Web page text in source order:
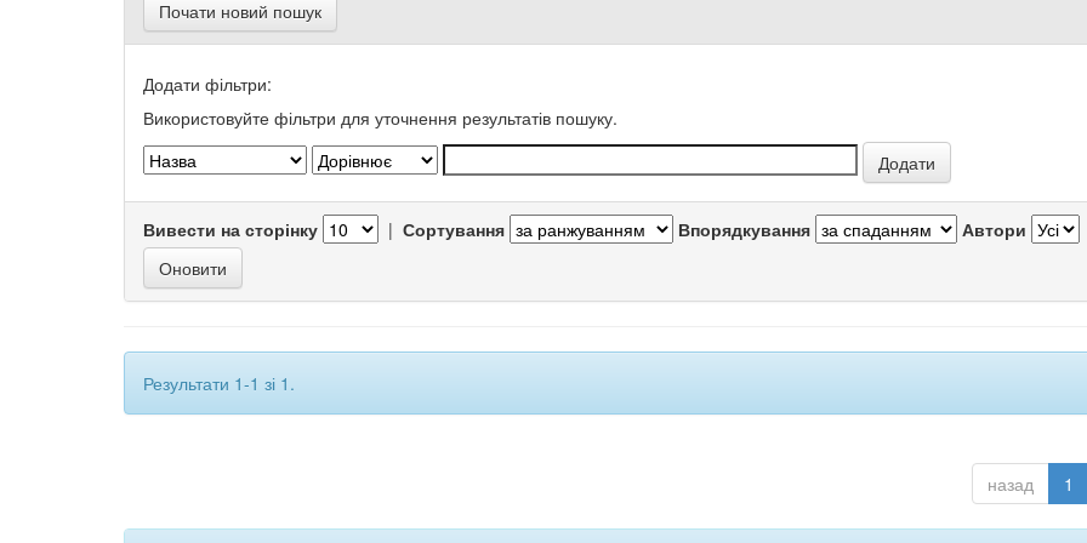
Почати новий пошук
Додати фільтри:
Використовуйте фільтри для уточнення результатів пошуку.
Вивести на сторінку | Сортування Впорядкування Автори
Результати 1-1 зі 1.
назад 1